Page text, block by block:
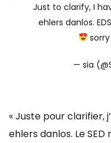
Just to clarify, I
ehlers danlos.
— sia
« Juste pour clarifier,
ehlers danlos. Le